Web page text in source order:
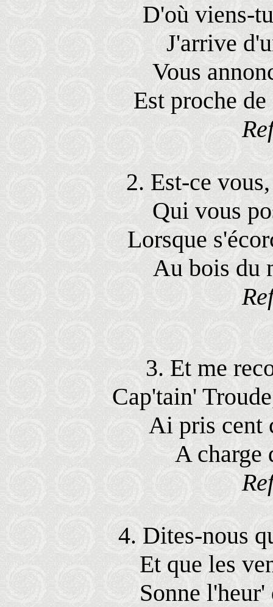
D'où viens-
J'arrive
Vous
Est proche
2. Est-ce
Qui vous
Lorsque
Au bois du
3. Et me
Cap'tain'
Ai pris cent
A charge
4. Dites-nous
Et que les
Sonne